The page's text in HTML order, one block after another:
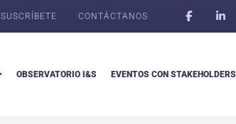
SUSCRÍBETE CONTÁCTANOS
OBSERVATORIO I&S EVENTOS CON STAKEHOLDERS